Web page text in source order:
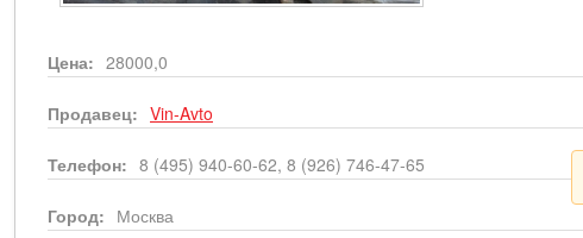
Цена: 28000,0
Продавец: Vin-Avto
Телефон: 8 (495) 940-60-62, 8 (926) 746-47-65
Город: Москва